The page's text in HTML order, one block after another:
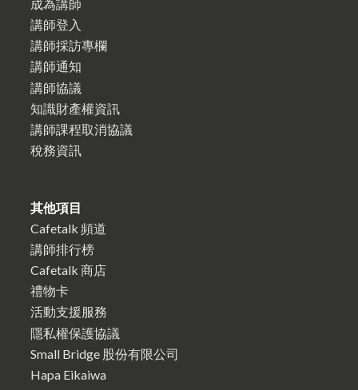
成為講師
講師登入
講師採訪專欄
講師通知
講師協議
知識財產權資訊
講師課程取消協議
稅務資訊
其他項目
Cafetalk 頻道
講師排行榜
Cafetalk 商店
禮物卡
活動支援服務
隱私權保護協議
Small Bridge 股份有限公司
Hapa Eikaiwa